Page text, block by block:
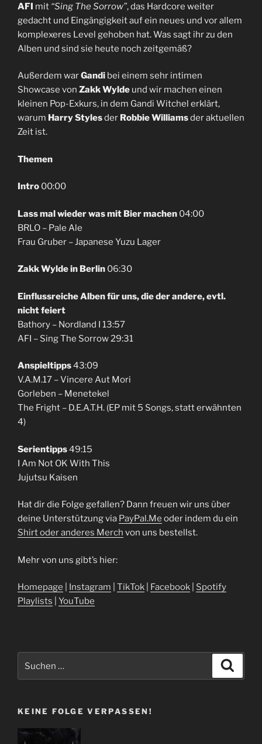
AFI mit “Sing The Sorrow”, das Hardcore weiter
gedacht und Eingängigkeit auf ein neues und vor allem
komplexeres Level gehoben hat. Was sagt ihr zu den
Alben und sind sie heute noch zeitgemäß?
Außerdem warGandi bei einem sehr intimen
Showcase von Zakk Wylde und wir machen einen
kleinen Pop-Exkurs, in dem Gandi Witchel erklärt,
warum Harry Stylesder Robbie Williamsder aktuellen
Zeit ist.
Themen
Intro 00:00
Lass mal wieder was mit Bier machen 04:00
BRLO – Pale Ale
Frau Gruber – Japanese Yuzu Lager
Zakk Wylde in Berlin 06:30
Einflussreiche Alben für uns, die der andere, evtl.
nicht feiert
Bathory – Nordland I 13:57
AFI – Sing The Sorrow 29:31
Anspieltipps43:09
V.A.M.17 – Vincere Aut Mori
Gorleben – Menetekel
The Fright – D.E.A.T.H. (EP mit 5 Songs, statt erwähnten
4)
Serientipps49:15
I Am Not OK With This
Jujutsu Kaisen
Hat dir die Folge gefallen? Dann freuen wir uns über
deine Unterstützung via ⁠⁠⁠⁠⁠⁠⁠⁠⁠⁠⁠⁠⁠⁠⁠⁠⁠⁠⁠⁠⁠⁠⁠PayPal.Me⁠⁠⁠⁠⁠⁠⁠⁠⁠⁠⁠⁠⁠⁠⁠⁠⁠⁠⁠⁠⁠⁠⁠ oder indem du ein
⁠Shirt oder anderes Merch⁠ von uns bestellst.
Mehr von uns gibt’s hier:
⁠⁠⁠⁠⁠⁠⁠⁠⁠⁠⁠⁠⁠⁠⁠⁠⁠⁠⁠⁠⁠Homepage⁠⁠⁠⁠⁠⁠⁠⁠⁠⁠⁠⁠⁠⁠⁠⁠⁠⁠⁠⁠⁠⁠⁠ ⁠⁠⁠⁠⁠⁠⁠⁠⁠⁠⁠⁠⁠⁠⁠⁠⁠⁠⁠⁠⁠⁠⁠Instagram⁠⁠⁠⁠⁠⁠⁠⁠⁠⁠⁠⁠⁠⁠⁠⁠⁠⁠⁠⁠⁠⁠⁠ ⁠⁠⁠⁠⁠⁠⁠⁠⁠⁠⁠⁠⁠⁠⁠⁠⁠⁠⁠⁠⁠⁠⁠TikTok⁠⁠⁠⁠⁠⁠⁠⁠⁠⁠⁠⁠⁠⁠⁠⁠⁠⁠⁠⁠⁠⁠⁠ ⁠⁠⁠⁠⁠⁠⁠⁠⁠⁠⁠⁠⁠⁠⁠⁠⁠⁠⁠⁠⁠⁠⁠Facebook⁠⁠⁠⁠⁠⁠⁠⁠⁠⁠⁠⁠⁠⁠⁠⁠⁠⁠⁠⁠⁠⁠⁠
⁠⁠⁠⁠⁠⁠⁠⁠⁠⁠⁠⁠⁠⁠⁠⁠⁠⁠⁠⁠⁠⁠⁠Spotify
Playlists⁠⁠⁠⁠⁠⁠⁠⁠⁠⁠⁠⁠⁠⁠⁠⁠⁠⁠⁠⁠⁠⁠⁠
⁠⁠⁠⁠⁠⁠⁠⁠⁠⁠⁠⁠⁠⁠⁠⁠⁠⁠⁠⁠⁠⁠⁠YouTube
nach:
KEINE FOLGE VERPASSEN!